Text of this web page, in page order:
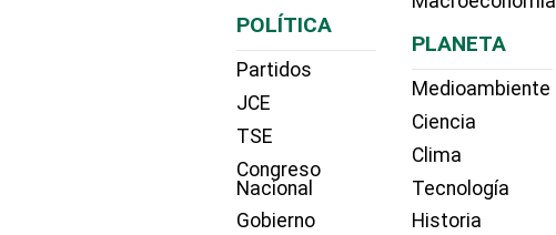
POLÍTICA
Partidos
JCE
TSE
Congreso
Nacional
Gobierno
PLANETA
Medioambiente
Ciencia
Clima
Tecnología
Historia